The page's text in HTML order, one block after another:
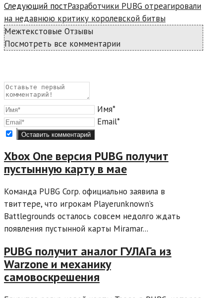
Следующий постРазработчики PUBG отреагировали
на недавнюю критику королевской битвы
Межтекстовые Отзывы
Посмотреть все комментарии
Имя*
Email*
Xbox One версия PUBG получит
пустынную карту в мае
Команда PUBG Corp. официально заявила в
твиттере, что игрокам Playerunknown’s
Battlegrounds осталось совсем недолго ждать
появления пустынной карты Miramar...
PUBG получит аналог ГУЛАГа из
Warzone и механику
самовоскрешения